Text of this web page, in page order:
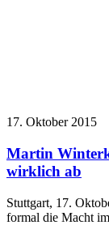
17. Oktober 2015
Martin
wirklich ab
Stuttgart, 17.
formal die Macht